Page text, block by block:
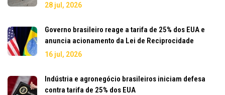
28 jul, 2026
Governo brasileiro reage a tarifa de 25% dos EUA e
anuncia acionamento da Lei de Reciprocidade
16 jul, 2026
Indústria e agronegócio brasileiros iniciam defesa
contra tarifa de 25% dos EUA